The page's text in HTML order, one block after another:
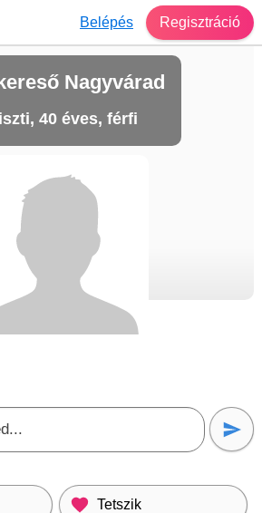
Belépés Regisztráció
Nagyvárad
40 éves, férfi
Tetszik